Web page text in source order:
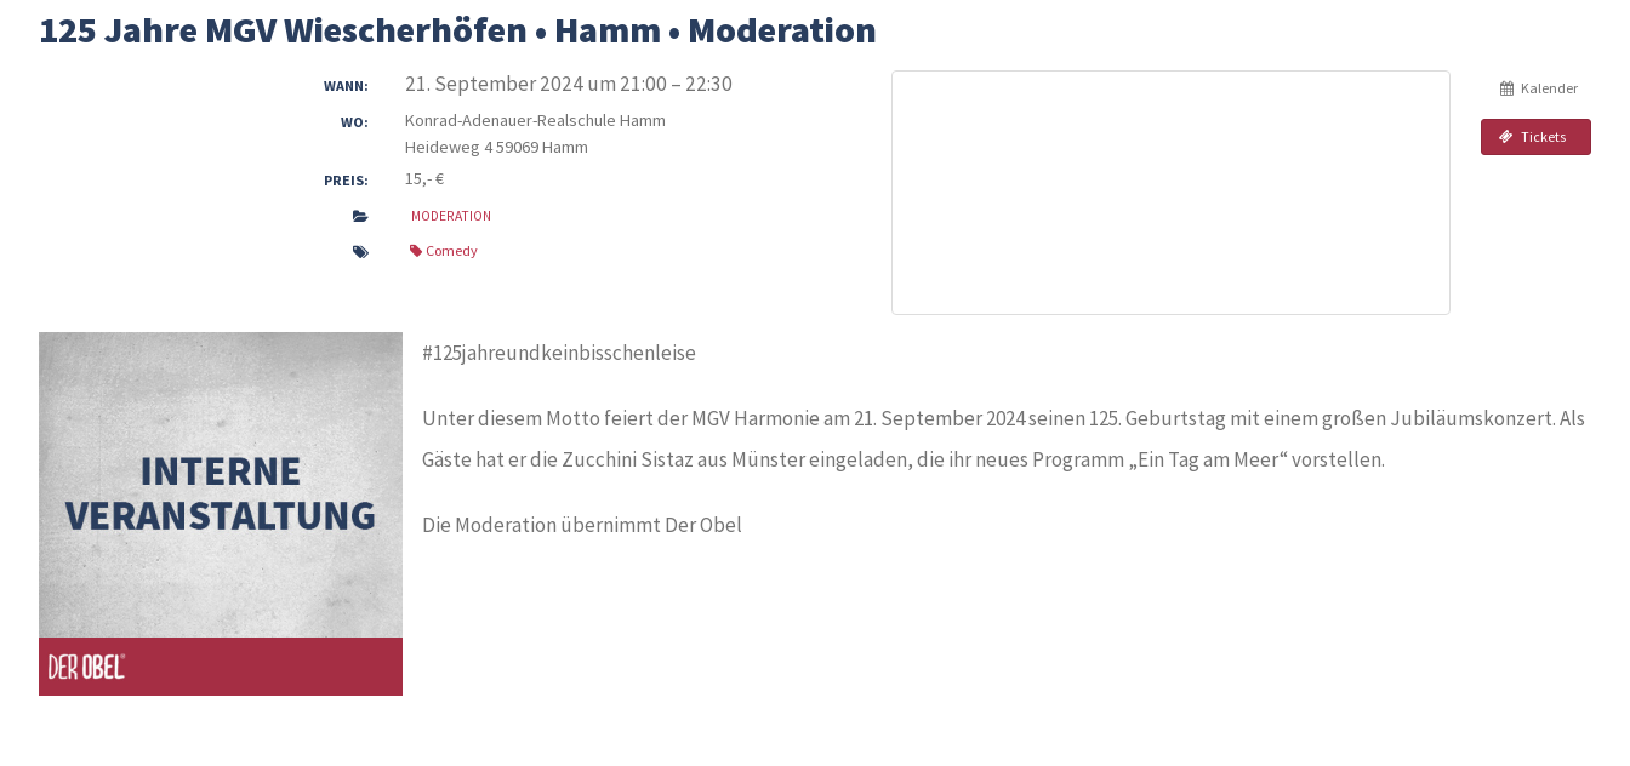
125 Jahre MGV Wiescherhöfen • Hamm • Moderation
Kalender
Tickets
WANN: 21. September 2024 um 21:00 – 22:30
WO:
Konrad-Adenauer-Realschule Hamm
Heideweg 4 59069 Hamm
PREIS: 15,- €
MODERATION
Comedy
#125jahreundkeinbisschenleise
Unter diesem Motto feiert der MGV Harmonie am 21. September 2024 seinen 125. Geburtstag mit einem großen Jubiläumskonzert. Als
Gäste hat er die Zucchini Sistaz aus Münster eingeladen, die ihr neues Programm „Ein Tag am Meer“ vorstellen.
Die Moderation übernimmt Der Obel